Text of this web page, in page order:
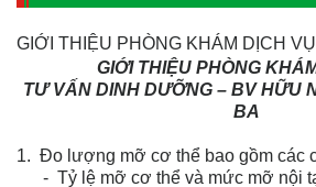
DƯỠNG
GIỚI THIỆU PHÒNG KHÁM DỊCH VỤ
GIỚI THIỆU PHÒNG
TƯ VẤN DINH DƯỠNG – BV HỮU
BA
1. Đo lượng mỡ cơ thể bao gồm các
- Tỷ lệ mỡ cơ thể và mức mỡ nội